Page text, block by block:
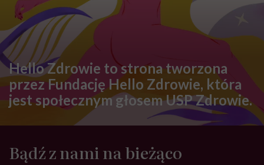
Hello Zdrowie to strona tworzona
przez Fundację Hello Zdrowie, która
jest społecznym głosem USP Zdrowie.
Bądź z nami na bieżąco